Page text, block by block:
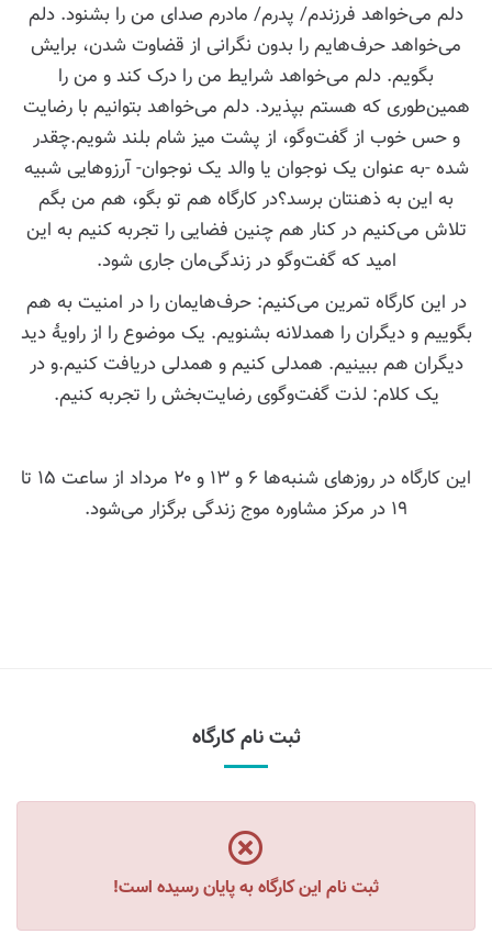
دلم می‌خواهد فرزندم/ پدرم/ مادرم صدای من را بشنود. دلم
می‌خواهد حرف‌هایم را بدون نگرانی از قضاوت شدن، برایش
بگویم. دلم می‌خواهد شرایط من را درک کند و من را
همین‌طوری که هستم بپذیرد. دلم می‌خواهد بتوانیم با رضایت
و حس خوب از گفت‌وگو، از پشت میز شام بلند شویم.چقدر
شده -به عنوان یک نوجوان یا والد یک نوجوان- آرزوهایی شبیه
به این به ذهنتان برسد؟در کارگاه هم تو بگو، هم من بگم
تلاش می‌کنیم در کنار هم چنین فضایی را تجربه کنیم به این
امید که گفت‌وگو در زندگی‌مان جاری شود.
در این کارگاه تمرین می‌کنیم: حرف‌هایمان را در امنیت به هم
بگوییم و دیگران را همدلانه بشنویم. یک موضوع را از راویۀ دید
دیگران هم ببینیم. همدلی کنیم و همدلی دریافت کنیم.و در
یک کلام: لذت گفت‌وگوی رضایت‌بخش را تجربه کنیم.
این کارگاه در روزهای ‌شنبه‌ها ۶ و ۱۳ و ۲۰ مرداد از ساعت ۱۵ تا
۱۹ در مرکز مشاوره موج زندگی برگزار می‌شود.
ثبت نام کارگاه
ثبت نام این کارگاه به پایان رسیده است!